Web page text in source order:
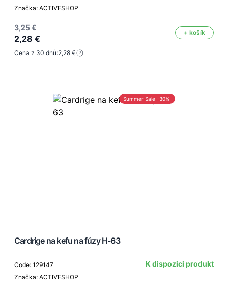
Značka: ACTIVESHOP
3,25 €
2,28 €
+ košík
Cena z 30 dnů:2,28 €
Summer Sale -30%
Cardrige na kefu na fúzy H-63
Code: 129147
Značka: ACTIVESHOP
K dispozici produkt